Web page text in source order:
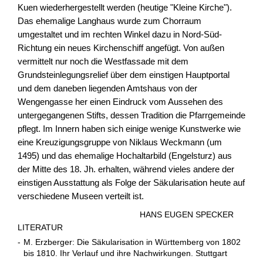
Kuen wiederhergestellt werden (heutige "Kleine Kirche").
Das ehemalige Langhaus wurde zum Chorraum
umgestaltet und im rechten Winkel dazu in Nord-Süd-
Richtung ein neues Kirchenschiff angefügt. Von außen
vermittelt nur noch die Westfassade mit dem
Grundsteinlegungsrelief über dem einstigen Hauptportal
und dem daneben liegenden Amtshaus von der
Wengengasse her einen Eindruck vom Aussehen des
untergegangenen Stifts, dessen Tradition die Pfarrgemeinde
pflegt. Im Innern haben sich einige wenige Kunstwerke wie
eine Kreuzigungsgruppe von Niklaus Weckmann (um
1495) und das ehemalige Hochaltarbild (Engelsturz) aus
der Mitte des 18. Jh. erhalten, während vieles andere der
einstigen Ausstattung als Folge der Säkularisation heute auf
verschiedene Museen verteilt ist.
HANS EUGEN SPECKER
LITERATUR
- M. Erzberger: Die Säkularisation in Württemberg von 1802
bis 1810. Ihr Verlauf und ihre Nachwirkungen. Stuttgart